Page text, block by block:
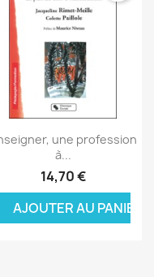
Aperçu rapide
une profession
à...
14,70 €
AJOUTER AU PANIER